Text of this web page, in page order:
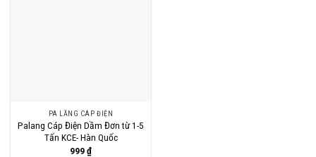
PA LĂNG CÁP ĐIỆN
Palang Cáp Điện Dầm Đơn từ 1-5
Tấn KCE- Hàn Quốc
999₫